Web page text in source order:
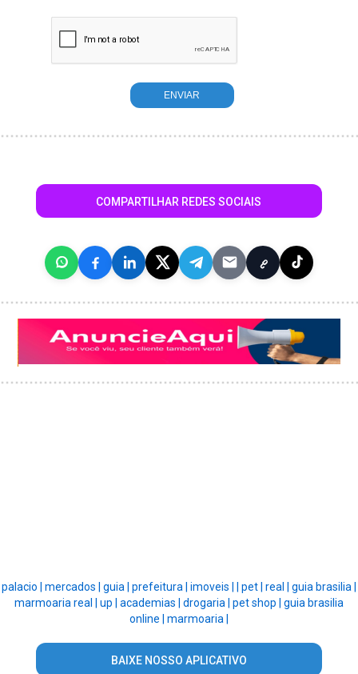
COMPARTILHAR REDES SOCIAIS
palacio | mercados | guia | prefeitura | imoveis | pet | real | guia brasilia |
marmoaria real | up | academias | drogaria | pet shop | guia brasilia
online | marmoaria |
BAIXE NOSSO APLICATIVO